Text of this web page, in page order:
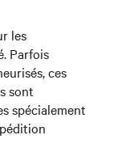
les
Parfois
ces
sont
spécialement